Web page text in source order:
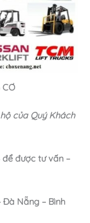
CƠ
của Quý Khách
để được tư vấn –
Đà Nẵng – Bình